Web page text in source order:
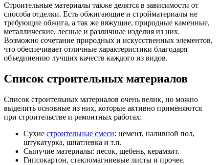
Строительные материалы также делятся в зависимости от
способа отделки. Есть обжигающие и стройматериалы не
требующие обжига, а так же вяжущие, природные каменные,
металлические, лесные и различные изделия из них.
Возможно сочетание природных и искусственных элементов,
что обеспечивает отличные характеристики благодаря
объединению лучших качеств каждого из видов.
Список строительных материалов
Список строительных материалов очень велик, но можно
выделить основные из них, которые активно применяются
при строительстве и ремонтных работах:
Сухие строительные смеси: цемент, наливной пол,
штукатурка, шпатлевка и т.п.
Сыпучие материалы: песок, щебень, керамзит.
Гипсокартон, стекломагниевые листы и прочее.